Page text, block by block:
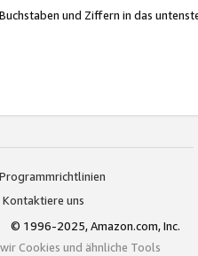
und Ziffern in das
Programmrichtlinien
Kontaktiere uns
© 1996-2025, Amazon.com, Inc.
Cookies und ähnliche Tools